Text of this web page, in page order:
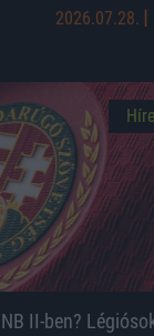
2026.07.28. |
II-ben?